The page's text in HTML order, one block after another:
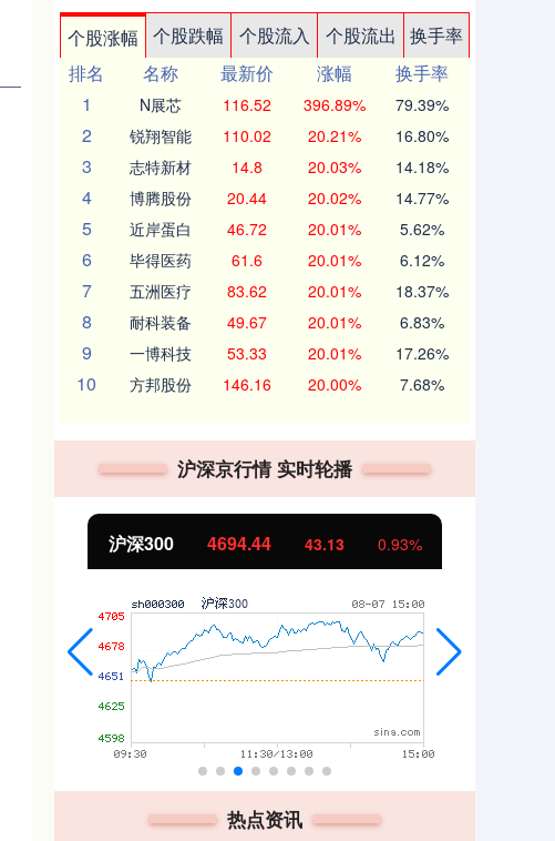
个股涨幅 个股跌幅 个股流入 个股流出
换手率
排名
名称 最新价 涨幅
换手率
1
N展芯 116.52 396.89% 79.39%
2 锐翔智能 110.02 20.21% 16.80%
3 志特新材 14.8 20.03% 14.18%
4 博腾股份 20.44 20.02% 14.77%
5 近岸蛋白 46.72 20.01% 5.62%
6 毕得医药 61.6 20.01% 6.12%
7 五洲医疗 83.62 20.01% 18.37%
8 耐科装备 49.67 20.01% 6.83%
9 一博科技 53.33 20.01% 17.26%
10 方邦股份 146.16 20.00% 7.68%
沪深京行情 实时轮播
沪深300 4694.44 43.13 0.93%
热点资讯